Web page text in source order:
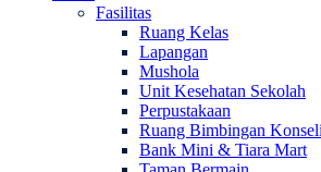
Fasilitas
Ruang Kelas
Lapangan
Mushola
Unit Kesehatan Sekolah
Perpustakaan
Ruang Bimbingan
Bank Mini & Tiara Mart